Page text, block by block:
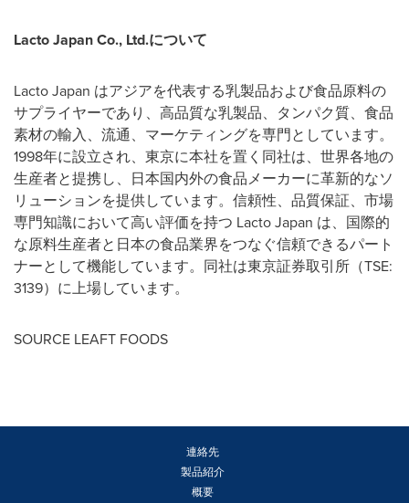
Lacto Japan Co., Ltd.について
Lacto Japan はアジアを代表する乳製品および食品原料の
サプライヤーであり、高品質な乳製品、タンパク質、食品
素材の輸入、流通、マーケティングを専門としています。
1998年に設立され、東京に本社を置く同社は、世界各地の
生産者と提携し、日本国内外の食品メーカーに革新的なソ
リューションを提供しています。信頼性、品質保証、市場
専門知識において高い評価を持つ Lacto Japan は、国際的
な原料生産者と日本の食品業界をつなぐ信頼できるパート
ナーとして機能しています。同社は東京証券取引所（TSE:
3139）に上場しています。
SOURCE LEAFT FOODS
連絡先
製品紹介
概要